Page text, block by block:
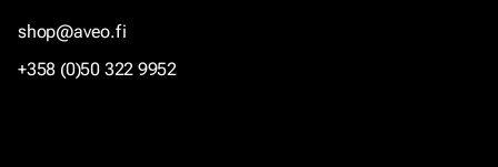
shop@aveo.fi
+358 (0)50 322 9952